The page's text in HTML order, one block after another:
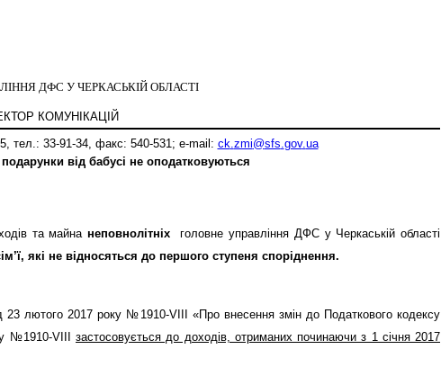
ДФС У ЧЕРКАСЬКІЙ ОБЛАСТІ
КОМУНІКАЦІЙ
тел.: 33-91-34, факс: 540-531; e-mail : ck.zmi@sfs.gov.ua
від бабусі не оподатковуються
та майна неповнолітніх головне управління ДФС у Черкаській області
які не відносяться до першого ступеня споріднення.
23 лютого 2017 року №1910-VIII «Про внесення змін до Податкового кодексу
№1910-VIII
застосовується до доходів, отриманих починаючи з 1 січня 2017